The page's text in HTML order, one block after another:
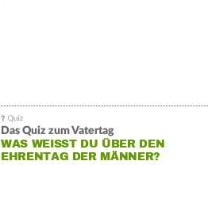
Das Quiz zum Vatertag
WAS WEISST DU ÜBER DEN E
HRENTAG DER MÄNNER?